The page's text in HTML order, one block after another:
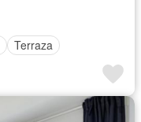
Terraza